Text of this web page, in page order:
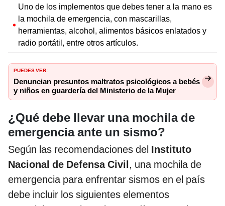
Uno de los implementos que debes tener a la mano es
la mochila de emergencia, con mascarillas,
herramientas, alcohol, alimentos básicos enlatados y
radio portátil, entre otros artículos.
PUEDES VER:
Denuncian presuntos maltratos psicológicos a bebés
y niños en guardería del Ministerio de la Mujer
¿Qué debe llevar una mochila de
emergencia ante un sismo?
Según las recomendaciones del Instituto
Nacional de Defensa Civil, una mochila de
emergencia para enfrentar sismos en el país
debe incluir los siguientes elementos